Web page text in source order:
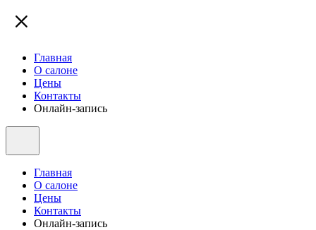
Главная
О салоне
Цены
Контакты
Онлайн-запись
Главная
О салоне
Цены
Контакты
Онлайн-запись